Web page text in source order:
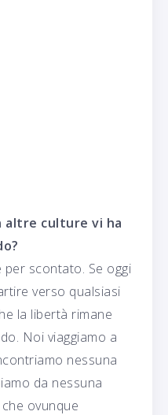
altre culture vi ha
scontato. Se oggi
verso qualsiasi
la libertà rimane
Noi viaggiamo a
nessuna
da nessuna
ovunque